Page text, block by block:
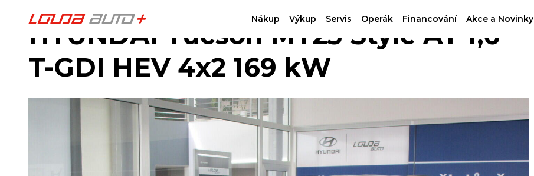
Nákup Výkup Servis Operák Financování Akce a Novinky
HYUNDAI Tucson MY23 Style AT 1,6
T-GDI HEV 4x2 169 kW